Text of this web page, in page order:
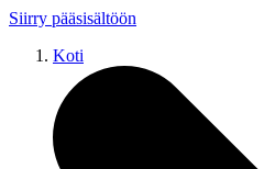
Siirry pääsisältöön
Koti